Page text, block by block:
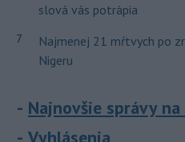
slová vás potrápia
7
Najmenej 21 mŕtvych po
Nigeru
Najnovšie správy na